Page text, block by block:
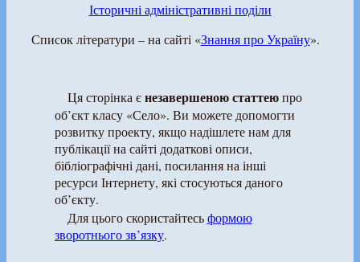
Історичні адміністративні поділи
Список літератури – на сайті «Знання про Україну».
Ця сторінка єнезавершеною статтеюпро
об’єкт класу «Село». Ви можете допомогти
розвитку проекту, якщо надішлете нам для
публікації на сайті додаткові описи,
бібліографічні дані, посилання на інші
ресурси Інтернету, які стосуються даного
об’єкту.
Для цього скористайтесьформою
зворотнього зв’язку.